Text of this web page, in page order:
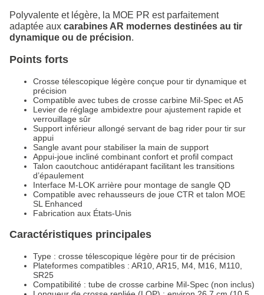
Polyvalente et légère, la MOE PR est parfaitement
adaptée aux carabines AR modernes destinées au tir
dynamique ou de précision.
Points forts
Crosse télescopique légère conçue pour tir dynamique et
précision
Compatible avec tubes de crosse carbine Mil-Spec et A5
Levier de réglage ambidextre pour ajustement rapide et
verrouillage sûr
Support inférieur allongé servant de bag rider pour tir sur
appui
Sangle avant pour stabiliser la main de support
Appui-joue incliné combinant confort et profil compact
Talon caoutchouc antidérapant facilitant les transitions
d’épaulement
Interface M-LOK arrière pour montage de sangle QD
Compatible avec rehausseurs de joue CTR et talon MOE
SL Enhanced
Fabrication aux États-Unis
Caractéristiques principales
Type : crosse télescopique légère pour tir de précision
Plateformes compatibles : AR10, AR15, M4, M16, M110,
SR25
Compatibilité : tube de crosse carbine Mil-Spec (non inclus)